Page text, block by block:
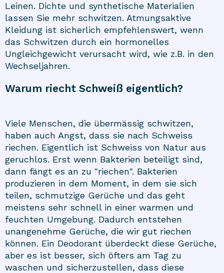
Leinen. Dichte und synthetische Materialien
lassen Sie mehr schwitzen. Atmungsaktive
Kleidung ist sicherlich empfehlenswert, wenn
das Schwitzen durch ein hormonelles
Ungleichgewicht verursacht wird, wie z.B. in den
Wechseljahren.
Warum riecht Schweiß eigentlich?
Viele Menschen, die übermässig schwitzen,
haben auch Angst, dass sie nach Schweiss
riechen. Eigentlich ist Schweiss von Natur aus
geruchlos. Erst wenn Bakterien beteiligt sind,
dann fängt es an zu "riechen". Bakterien
produzieren in dem Moment, in dem sie sich
teilen, schmutzige Gerüche und das geht
meistens sehr schnell in einer warmen und
feuchten Umgebung. Dadurch entstehen
unangenehme Gerüche, die wir gut riechen
können. Ein Deodorant überdeckt diese Gerüche,
aber es ist besser, sich öfters am Tag zu
waschen und sicherzustellen, dass diese